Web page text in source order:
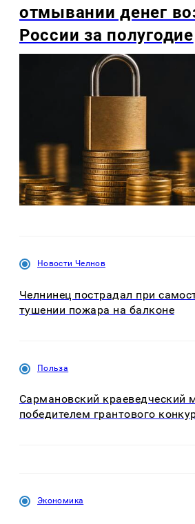
отмывании денег
России за полугодие
Новости Челнов
Челнинец пострадал при
тушении пожара на балконе
Польза
Сармановский краеведческий
победителем грантового
Экономика